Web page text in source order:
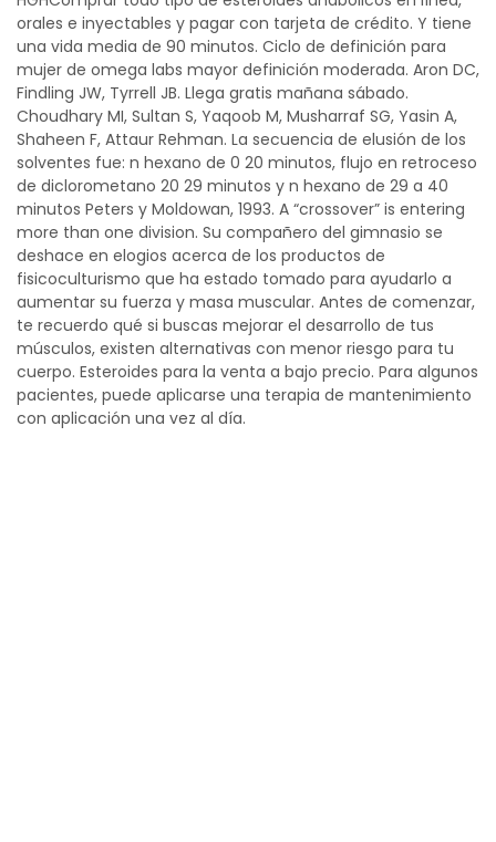
orales e inyectables y pagar con tarjeta de crédito. Y tiene
una vida media de 90 minutos. Ciclo de definición para
mujer de omega labs mayor definición moderada. Aron DC,
Findling JW, Tyrrell JB. Llega gratis mañana sábado.
Choudhary MI, Sultan S, Yaqoob M, Musharraf SG, Yasin A,
Shaheen F, Attaur Rehman. La secuencia de elusión de los
solventes fue: n hexano de 0 20 minutos, flujo en retroceso
de diclorometano 20 29 minutos y n hexano de 29 a 40
minutos Peters y Moldowan, 1993. A “crossover” is entering
more than one division. Su compañero del gimnasio se
deshace en elogios acerca de los productos de
fisicoculturismo que ha estado tomado para ayudarlo a
aumentar su fuerza y masa muscular. Antes de comenzar,
te recuerdo qué si buscas mejorar el desarrollo de tus
músculos, existen alternativas con menor riesgo para tu
cuerpo. Esteroides para la venta a bajo precio. Para algunos
pacientes, puede aplicarse una terapia de mantenimiento
con aplicación una vez al día.